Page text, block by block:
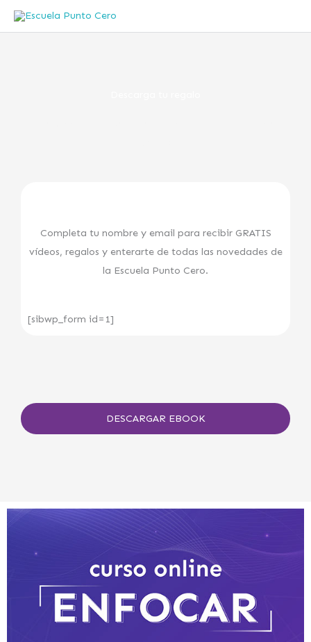
Completa tu nombre y email para recibir GRATIS
vídeos, regalos y enterarte de todas las novedades de
la Escuela Punto Cero.
[sibwp_form id=1]
DESCARGAR EBOOK